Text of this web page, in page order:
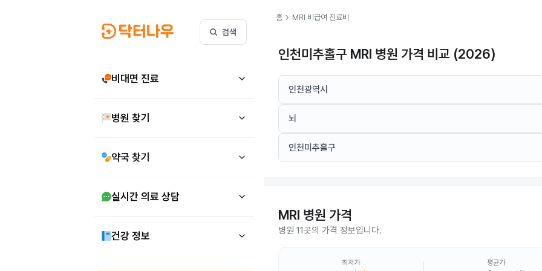
검색
비대면 진료
병원 찾기
약국 찾기
실시간 의료 상담
건강 정보
홈 chevron_right MRI 비급여 진료비
인천미추홀구 MRI 병원 가격 비교 (2026)
인천광역시
뇌
인천미추홀구
MRI 병원 가격
병원 11곳의 가격 정보입니다.
최저가 평균가